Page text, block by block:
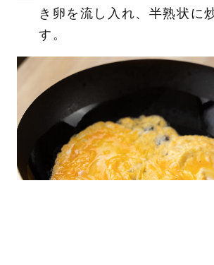
き卵を流し入れ、半熟状に
す。